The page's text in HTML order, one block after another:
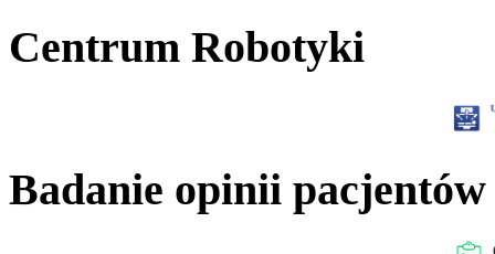
Centrum Robotyki
Badanie opinii pacjentów